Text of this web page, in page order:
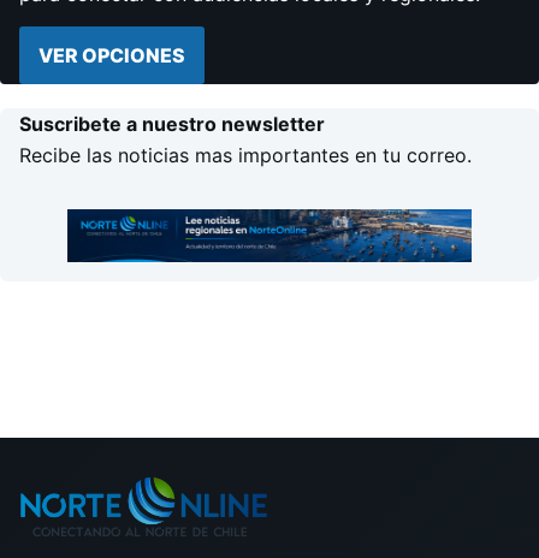
VER OPCIONES
Suscribete a nuestro newsletter
Recibe las noticias mas importantes en tu correo.